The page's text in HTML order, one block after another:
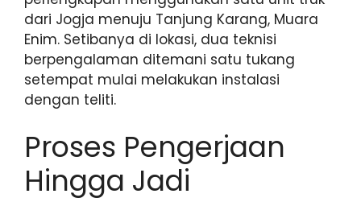
dari Jogja menuju Tanjung Karang, Muara
Enim. Setibanya di lokasi, dua teknisi
berpengalaman ditemani satu tukang
setempat mulai melakukan instalasi
dengan teliti.
Proses Pengerjaan
Hingga Jadi